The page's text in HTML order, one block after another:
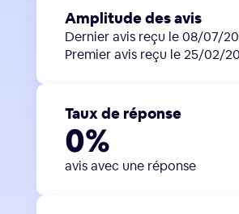
Amplitude des avis
Dernier avis reçu le 08/07/
Premier avis reçu le 25/02/
Taux de réponse
0%
avis avec une réponse